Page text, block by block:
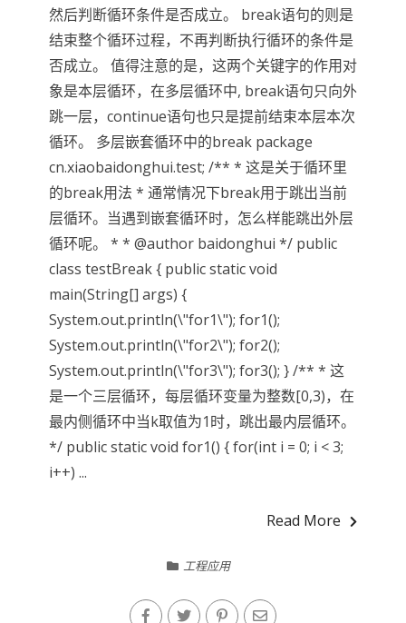
然后判断循环条件是否成立。 break语句的则是
结束整个循环过程，不再判断执行循环的条件是
否成立。 值得注意的是，这两个关键字的作用对
象是本层循环，在多层循环中, break语句只向外
跳一层，continue语句也只是提前结束本层本次
循环。 多层嵌套循环中的break package
cn.xiaobaidonghui.test; /** * 这是关于循环里
的break用法 * 通常情况下break用于跳出当前
层循环。当遇到嵌套循环时，怎么样能跳出外层
循环呢。 * * @author baidonghui */ public
class testBreak { public static void
main(String[] args) {
System.out.println(\"for1\"); for1();
System.out.println(\"for2\"); for2();
System.out.println(\"for3\"); for3(); } /** * 这
是一个三层循环，每层循环变量为整数[0,3)，在
最内侧循环中当k取值为1时，跳出最内层循环。
*/ public static void for1() { for(int i = 0; i < 3;
i++) ...
Read More
工程应用